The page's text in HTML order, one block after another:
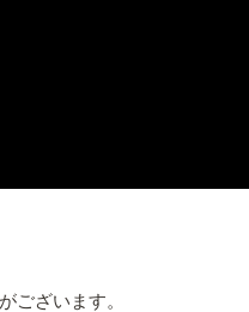
ございます。